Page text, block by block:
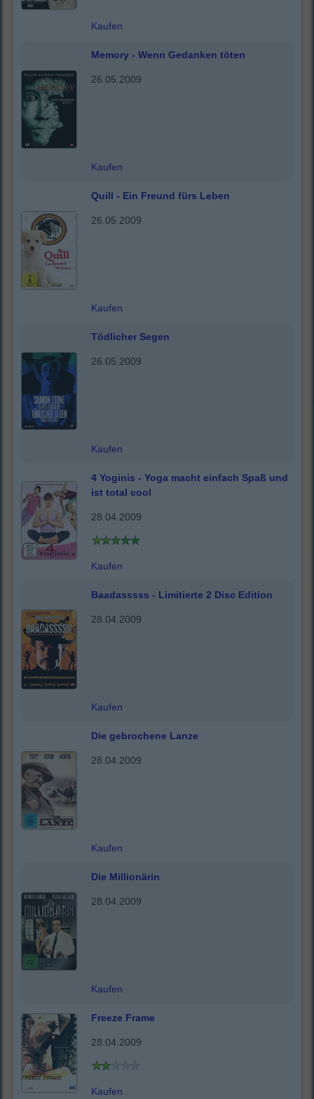
Kaufen
Memory - Wenn Gedanken töten
26.05.2009
Kaufen
Quill - Ein Freund fürs Leben
26.05.2009
Kaufen
Tödlicher Segen
26.05.2009
Kaufen
4 Yoginis - Yoga macht einfach Spaß und
ist total cool
28.04.2009
Kaufen
Baadasssss - Limitierte 2 Disc Edition
28.04.2009
Kaufen
Die gebrochene Lanze
28.04.2009
Kaufen
Die Millionärin
28.04.2009
Kaufen
Freeze Frame
28.04.2009
Kaufen